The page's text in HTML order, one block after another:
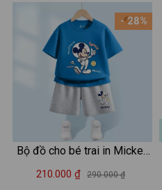
- 28%
Bộ đồ cho bé trai in Mickey
2025 - Quần áo trẻ em nam
210.000 ₫ 290.000 ₫